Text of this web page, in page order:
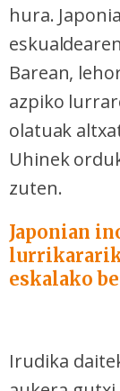
hura.
Barean,
azpiko
olatuak
Uhinek
zuten.
Japonian
lurrikararik
eskalako
Irudika